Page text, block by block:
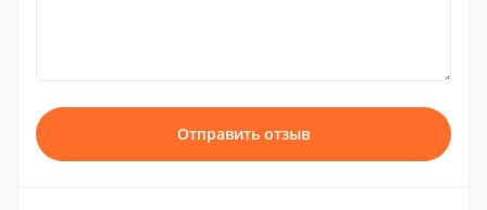
Отправить отзыв